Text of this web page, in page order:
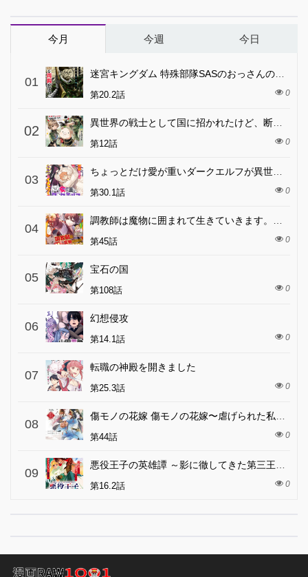
今月 今週 今日
01
第20.2話 0
02
第12話 0
03
第30.1話 0
04
第45話 0
05
宝石の国
第108話 0
06
幻想侵攻
第14.1話 0
07
転職の神殿を開きました
第25.3話 0
08
第44話 0
09
第16.2話 0